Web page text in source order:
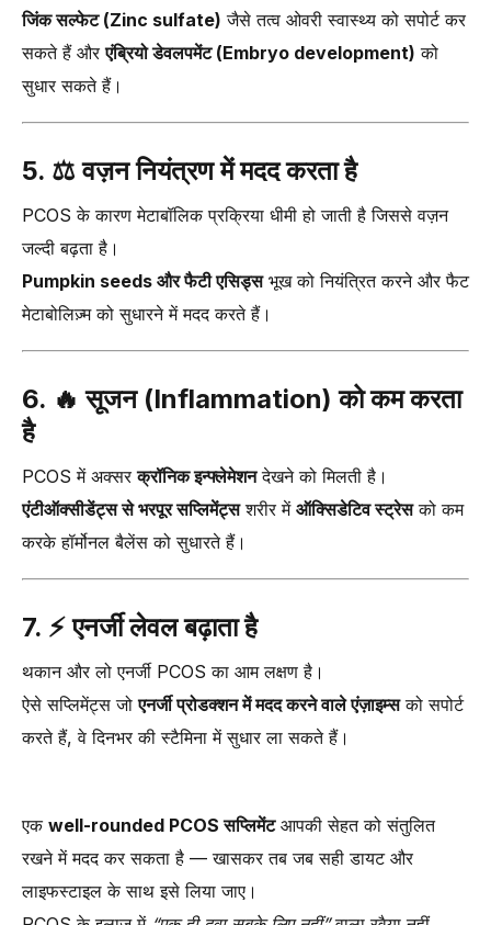
जिंक सल्फेट (Zinc sulfate) जैसे तत्व ओवरी स्वास्थ्य को सपोर्ट कर
सकते हैं औरएंब्रियो डेवलपमेंट (Embryo development) को
सुधार सकते हैं।
5. ⚖️वज़न नियंत्रण में मदद करता है
PCOS के कारण मेटाबॉलिक प्रक्रिया धीमी हो जाती है जिससे वज़न
जल्दी बढ़ता है।
Pumpkin seeds और फैटी एसिड्सभूख को नियंत्रित करने और फैट
मेटाबोलिज़्म को सुधारने में मदद करते हैं।
6. 🔥सूजन (Inflammation) को कम करता
है
PCOS में अक्सरक्रॉनिक इन्फ्लेमेशनदेखने को मिलती है।
एंटीऑक्सीडेंट्स से भरपूर सप्लिमेंट्सशरीर में ऑक्सिडेटिव स्ट्रेसको कम
करके हॉर्मोनल बैलेंस को सुधारते हैं।
7. ⚡एनर्जी लेवल बढ़ाता है
थकान और लो एनर्जी PCOS का आम लक्षण है।
ऐसे सप्लिमेंट्स जोएनर्जी प्रोडक्शन में मदद करने वाले एंज़ाइम्सको सपोर्ट
करते हैं, वे दिनभर की स्टैमिना में सुधार ला सकते हैं।
एक well-rounded PCOS सप्लिमेंटआपकी सेहत को संतुलित
रखने में मदद कर सकता है — खासकर तब जब सही डायट और
लाइफस्टाइल के साथ इसे लिया जाए।